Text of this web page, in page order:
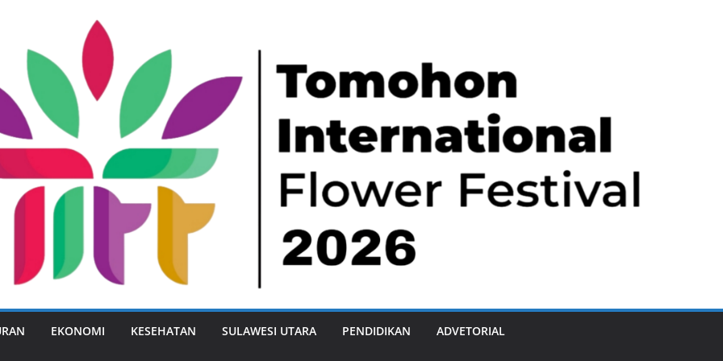
EKONOMI KESEHATAN SULAWESI UTARA PENDIDIKAN ADVETORIAL